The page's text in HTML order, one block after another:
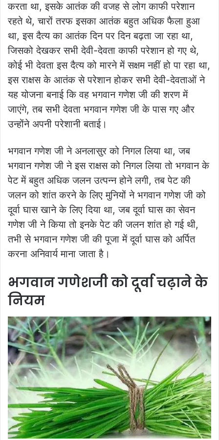
करता था, इसके आतंक की वजह से लोग काफी परेशान
रहते थे, चारों तरफ इसका आतंक बहुत अधिक फैला हुआ
था, इस दैत्य का आतंक दिन पर दिन बढ़ता जा रहा था,
जिसको देखकर सभी देवी-देवता काफी परेशान हो गए थे,
कोई भी देवता इस दैत्य को मारने में सक्षम नहीं हो पा रहा था,
इस राक्षस के आतंक से परेशान होकर सभी देवी-देवताओं ने
यह योजना बनाई कि वह भगवान गणेश जी की शरण में
जाएंगे, तब सभी देवता भगवान गणेश जी के पास गए और
उन्होंने अपनी परेशानी बताई।
भगवान गणेश जी ने अनलासुर को निगल लिया था, जब
भगवान गणेश जी ने इस राक्षस को निगल लिया तो भगवान के
पेट में बहुत अधिक जलन उत्पन्न होने लगी, तब पेट की
जलन को शांत करने के लिए मुनियों ने भगवान गणेश जी को
दूर्वा घास खाने के लिए दिया था, जब दूर्वा घास का सेवन
गणेश जी ने किया तो इनके पेट की जलन शांत हो गई थी,
तभी से भगवान गणेश जी की पूजा में दूर्वा घास को अर्पित
करना अनिवार्य माना जाता है।
भगवान गणेशजी को दूर्वा चढ़ाने के
नियम